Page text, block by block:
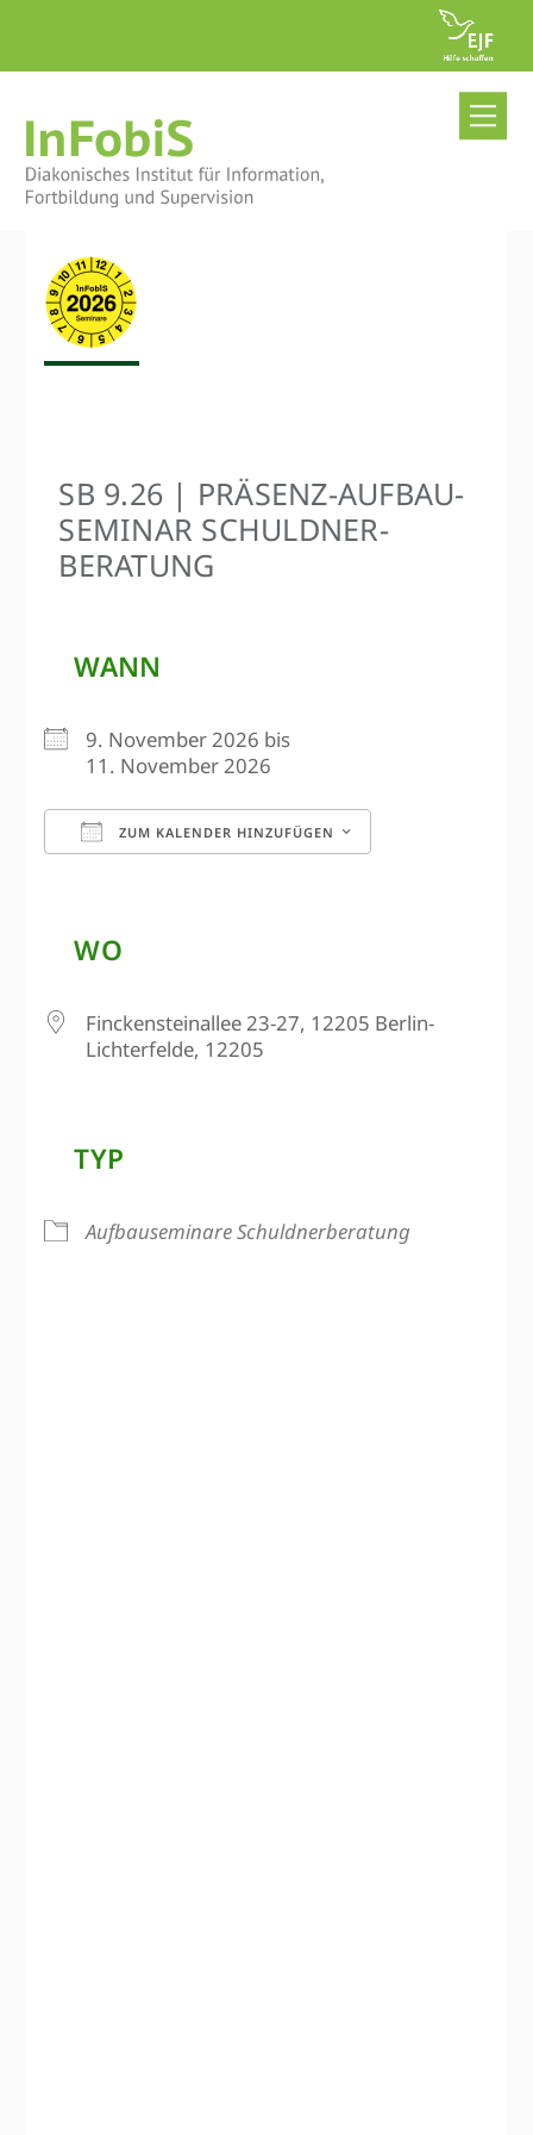
content
SB 9.26 | PRÄSENZ-AUFBAU­
SEMINAR SCHULDNER­
BERATUNG
WANN
9. November 2026 bis
11. November 2026
ZUM KALENDER HINZUFÜGEN
WO
Finckensteinallee 23-27, 12205 Berlin-
Lichterfelde, 12205
TYP
Aufbauseminare Schuldnerberatung